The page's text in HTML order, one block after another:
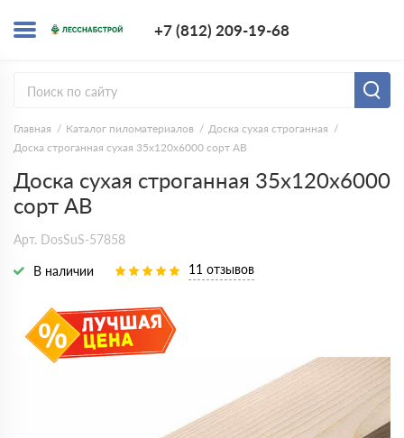
+7 (812) 209-19-68
Главная Каталог пиломатериалов
Доска сухая строганная
Доска строганная сухая 35х120х6000 сорт АВ
Доска сухая строганная 35х120х6000
сорт АВ
Арт. DosSuS-57858
В наличии 11 отзывов